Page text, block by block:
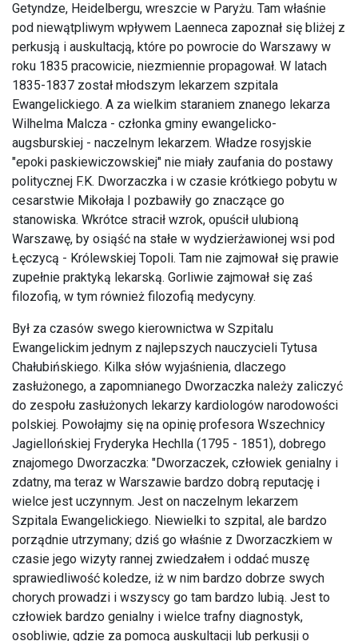
Getyndze, Heidelbergu, wreszcie w Paryżu. Tam właśnie
pod niewątpliwym wpływem Laenneca zapoznał się bliżej z
perkusją i auskultacją, które po powrocie do Warszawy w
roku 1835 pracowicie, niezmiennie propagował. W latach
1835-1837 został młodszym lekarzem szpitala
Ewangelickiego. A za wielkim staraniem znanego lekarza
Wilhelma Malcza - członka gminy ewangelicko-
augsburskiej - naczelnym lekarzem. Władze rosyjskie
"epoki paskiewiczowskiej" nie miały zaufania do postawy
politycznej F.K. Dworzaczka i w czasie krótkiego pobytu w
cesarstwie Mikołaja I pozbawiły go znaczące go
stanowiska. Wkrótce stracił wzrok, opuścił ulubioną
Warszawę, by osiąść na stałe w wydzierżawionej wsi pod
Łęczycą - Królewskiej Topoli. Tam nie zajmował się prawie
zupełnie praktyką lekarską. Gorliwie zajmował się zaś
filozofią, w tym również filozofią medycyny.
Był za czasów swego kierownictwa w Szpitalu
Ewangelickim jednym z najlepszych nauczycieli Tytusa
Chałubińskiego. Kilka słów wyjaśnienia, dlaczego
zasłużonego, a zapomnianego Dworzaczka należy zaliczyć
do zespołu zasłużonych lekarzy kardiologów narodowości
polskiej. Powołajmy się na opinię profesora Wszechnicy
Jagiellońskiej Fryderyka Hechlla (1795 - 1851), dobrego
znajomego Dworzaczka: "Dworzaczek, człowiek genialny i
zdatny, ma teraz w Warszawie bardzo dobrą reputację i
wielce jest uczynnym. Jest on naczelnym lekarzem
Szpitala Ewangelickiego. Niewielki to szpital, ale bardzo
porządnie utrzymany; dziś go właśnie z Dworzaczkiem w
czasie jego wizyty rannej zwiedzałem i oddać muszę
sprawiedliwość koledze, iż w nim bardzo dobrze swych
chorych prowadzi i wszyscy go tam bardzo lubią. Jest to
człowiek bardzo genialny i wielce trafny diagnostyk,
osobliwie, gdzie za pomocą auskultacji lub perkusji o